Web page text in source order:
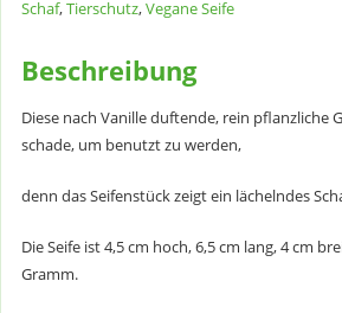
Schaf,Tierschutz,Vegane Seife
Beschreibung
Diese nach Vanille duftende, rein pflanzliche
schade, um benutzt zu werden,
denn das Seifenstück zeigt ein lächelndes
Die Seife ist 4,5 cm hoch, 6,5 cm lang, 4 cm
Gramm.